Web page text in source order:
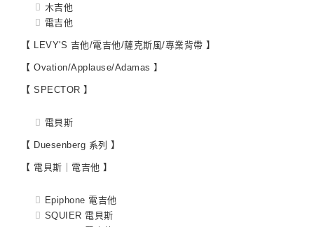
木吉他
電吉他
【 LEVY'S 吉他/電吉他/薩克斯風/專業背帶 】
【 Ovation/Applause/Adamas 】
【 SPECTOR 】
電貝斯
【 Duesenberg 系列 】
【 電貝斯｜電吉他 】
Epiphone 電吉他
SQUIER 電貝斯